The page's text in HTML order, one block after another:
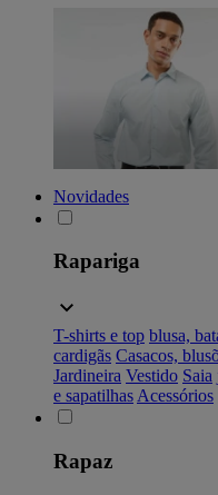
Novidades
Rapariga
T-shirts e top blusa,
cardigãs Casacos,
Jardineira Vestido Saia
e sapatilhas Acessórios
Rapaz